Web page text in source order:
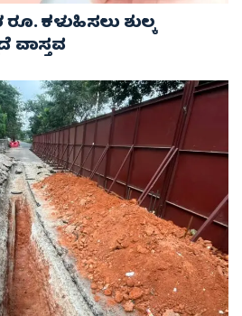
ಕಳುಹಿಸಲು ಶುಲ್ಕ
ವಾಸ್ತವ